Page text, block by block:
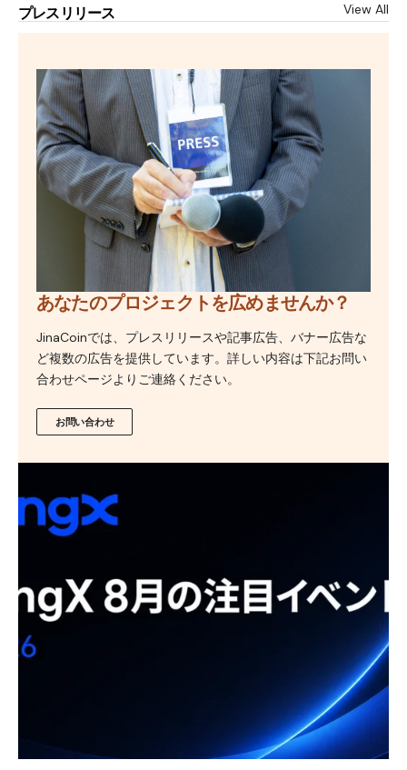
プレスリリース View All
あなたのプロジェクトを広めませんか？
JinaCoinでは、プレスリリースや記事広告、バナー広告な
ど複数の広告を提供しています。詳しい内容は下記お問い
合わせページよりご連絡ください。
お問い合わせ